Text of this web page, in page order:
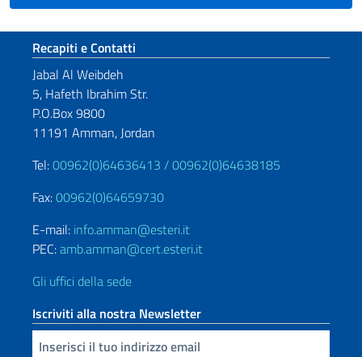
Sezione footer
Recapiti e Contatti
Jabal Al Weibdeh
5, Hafeth Ibrahim Str.
P.O.Box 9800
11191 Amman, Jordan
Tel:00962(0)64636413 /00962(0)64638185
Fax:00962(0)64659730
E-mail: info.amman@esteri.it
PEC:amb.amman@cert.esteri.it
Gli uffici della sede
Iscriviti alla nostra Newsletter
Inserisci la tua email